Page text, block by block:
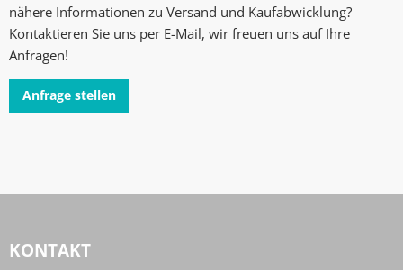
nähere Informationen zu Versand und Kaufabwicklung?
Kontaktieren Sie uns per E-Mail, wir freuen uns auf Ihre
Anfragen!
Anfrage stellen
KONTAKT